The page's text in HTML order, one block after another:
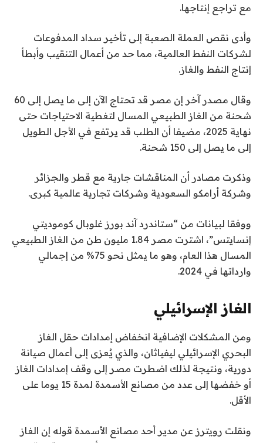
مع تراجع إنتاجها.
وأدى نقص العملة الصعبة إلى تأخير سداد المدفوعات
لشركات النفط العالمية، مما حد من أعمال التنقيب وأبطأ
إنتاج النفط والغاز.
وقال مصدر آخر إن مصر قد تحتاج الآن إلى ما يصل إلى 60
شحنة من الغاز الطبيعي المسال لتغطية الاحتياجات حتى
نهاية 2025، مضيفا أن الطلب قد يرتفع في الأجل الطويل
إلى ما يصل إلى 150 شحنة.
وذكرت مصادر أن المناقشات جارية مع قطر والجزائر
وشركة أرامكو السعودية وشركات تجارية عالمية كبرى.
ووفقا لبيانات من “ستاندرد آند بورز غلوبال كوموديتي
إنسايتس”، اشترت مصر 1.84 مليون طن من الغاز الطبيعي
المسال هذا العام، وهو ما يمثل نحو 75% من إجمالي
وارداتها في 2024.
الغاز الإسرائيلي
ومن المشكلات الإضافية انخفاض إمدادات حقل الغاز
البحري الإسرائيلي ليفياثان، والذي يُعزى إلى أعمال صيانة
دورية، ونتيجة لذلك اضطرت مصر إلى وقف إمدادات الغاز
أو خفضها إلى عدد من مصانع الأسمدة لمدة 15 يوما على
الأقل.
ونقلت رويترز عن مدير أحد مصانع الأسمدة قوله إن الغاز